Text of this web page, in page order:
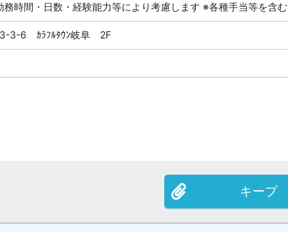
時間・日数・経験能力等により考慮します ※各種手当等を含む
3-3-6 ｶﾗﾌﾙﾀｳﾝ岐阜 2F
キープ